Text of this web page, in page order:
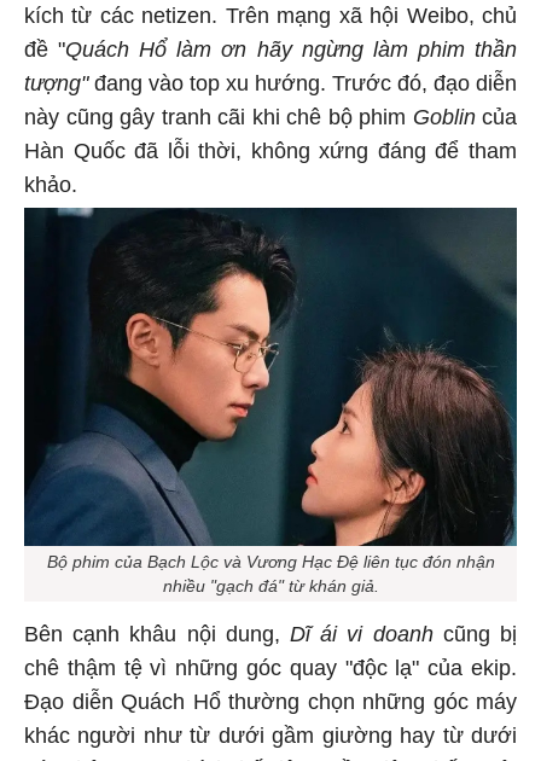
kích từ các netizen. Trên mạng xã hội Weibo, chủ
đề "Quách Hổ làm ơn hãy ngừng làm phim thần
tượng" đang vào top xu hướng. Trước đó, đạo diễn
này cũng gây tranh cãi khi chê bộ phim Goblincủa
Hàn Quốc đã lỗi thời, không xứng đáng để tham
khảo.
Bộ phim của Bạch Lộc và Vương Hạc Đệ liên tục đón nhận
nhiều "gạch đá" từ khán giả.
Bên cạnh khâu nội dung, Dĩ ái vi doanh cũng bị
chê thậm tệ vì những góc quay "độc lạ" của ekip.
Đạo diễn Quách Hổ thường chọn những góc máy
khác người như từ dưới gầm giường hay từ dưới